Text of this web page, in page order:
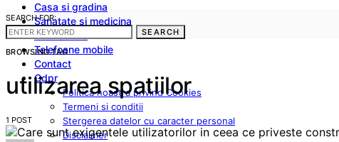
Casa si gradina
Sanatate si medicina
Cum sa fac
Telefoane mobile
Contact
Gdpr
Politica noastra privind Cookies
Termeni si conditii
Stergerea datelor cu caracter personal
Disclaimer
SEARCH FOR:
SEARCH
BROWSING TAG
utilizarea spatiilor
1 POST